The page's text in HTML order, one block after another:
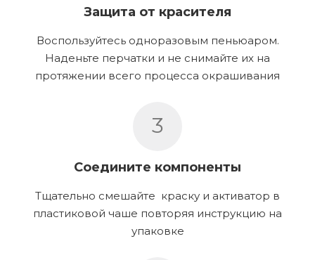
Защита от красителя
Воспользуйтесь одноразовым пеньюаром.
Наденьте перчатки и не снимайте их на
протяжении всего процесса окрашивания
3
Соедините компоненты
Тщательно смешайте краску и активатор в
пластиковой чаше повторяя инструкцию на
упаковке